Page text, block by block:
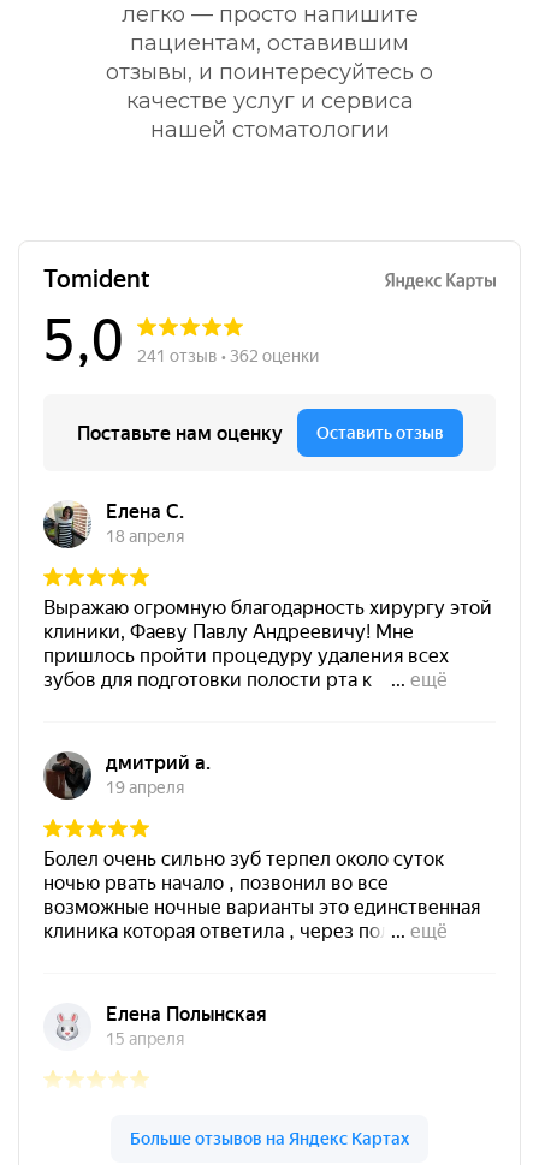
легко — просто напишите
пациентам, оставившим
отзывы, и поинтересуйтесь о
качестве услуг и сервиса
нашей стоматологии